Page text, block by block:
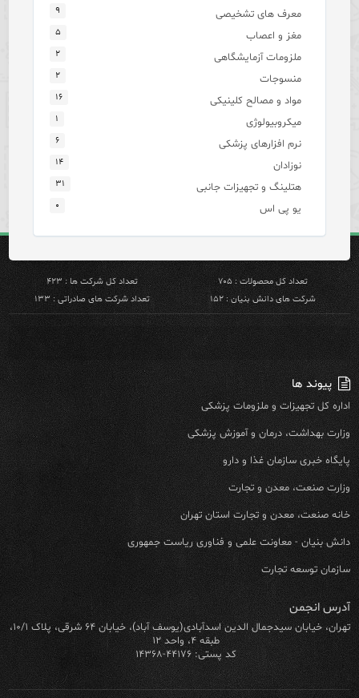
معرف های تشخیصی ۹
مغز و اعصاب ۵
ملزومات آزمایشگاهی ۲
منسوجات ۲
مواد و مصالح کلینیکی ۱۶
میکروبیولوژی ۱
نرم افزارهای پزشکی ۶
نوزادان ۱۴
هتلینگ و تجهیزات جانبی ۳۱
یو پی اس ۰
تعداد کل محصولات : ۷۰۵
تعداد کل شرکت ها : ۴۲۳
شرکت های دانش بنیان : ۱۵۲
تعداد شرکت های صادراتی : ۱۳۳
پیوند ها
اداره کل تجهیزات و ملزومات پزشکی
وزارت بهداشت، درمان و آموزش پزشکی
پایگاه خبری سازمان غذا و دارو
وزارت صنعت، معدن و تجارت
خانه صنعت، معدن و تجارت استان تهران
دانش بنیان - معاونت علمی و فناوری ریاست جمهوری
سازمان توسعه تجارت
آدرس انجمن
تهران، خیابان سیدجمال الدین اسدآبادی(یوسف آباد)، خیابان ۶۴ شرقی، پلاک ۱۰/۱،
طبقه ۴، واحد ۱۲
کد پستی: ۴۴۱۷۶-۱۴۳۶۸